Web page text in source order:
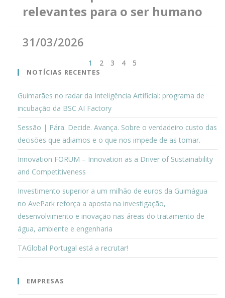
relevantes para o ser humano
31/03/2026
1 2 3 4 5
NOTÍCIAS RECENTES
Guimarães no radar da Inteligência Artificial: programa de
incubação da BSC AI Factory
Sessão | Pára. Decide. Avança. Sobre o verdadeiro custo das
decisões que adiamos e o que nos impede de as tomar.
Innovation FORUM – Innovation as a Driver of Sustainability
and Competitiveness
Investimento superior a um milhão de euros da Guimágua
no AvePark reforça a aposta na investigação,
desenvolvimento e inovação nas áreas do tratamento de
água, ambiente e engenharia
TAGlobal Portugal está a recrutar!
EMPRESAS